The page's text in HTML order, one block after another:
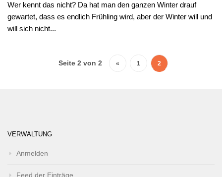
Wer kennt das nicht? Da hat man den ganzen Winter drauf
gewartet, dass es endlich Frühling wird, aber der Winter will und
will sich nicht...
Seite 2 von 2 « 1 2
VERWALTUNG
Anmelden
Feed der Einträge